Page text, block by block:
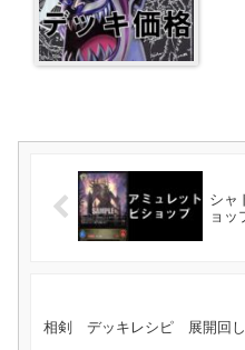
シャ
ョ
相剣 デッキレシピ 展開回